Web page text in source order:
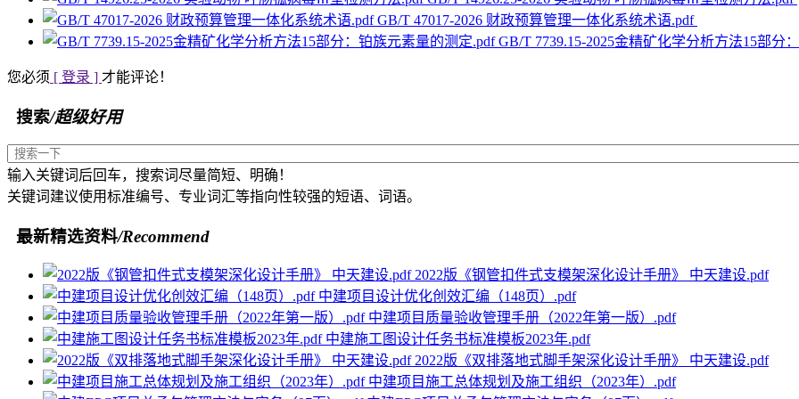
GB/T 47017-2026 财政预算管理一体化系统术语.pdf
GB/T 7739.15-2025金精矿化学分析方法15部分
您必须 [ 登录 ] 才能评论！
搜索/超级好用
输入关键词后回车，搜索词尽量简短、明确！
关键词建议使用标准编号、专业词汇等指向性较强的短语、词语。
最新精选资料/Recommend
2022版《钢管扣件式支模架深化设计手册》 中天建设.pdf
中建项目设计优化创效汇编（148页）.pdf
中建项目质量验收管理手册（2022年第一版）.pdf
中建施工图设计任务书标准模板2023年.pdf
2022版《双排落地式脚手架深化设计手册》 中天建设.pdf
中建项目施工总体规划及施工组织（2023年）.pdf